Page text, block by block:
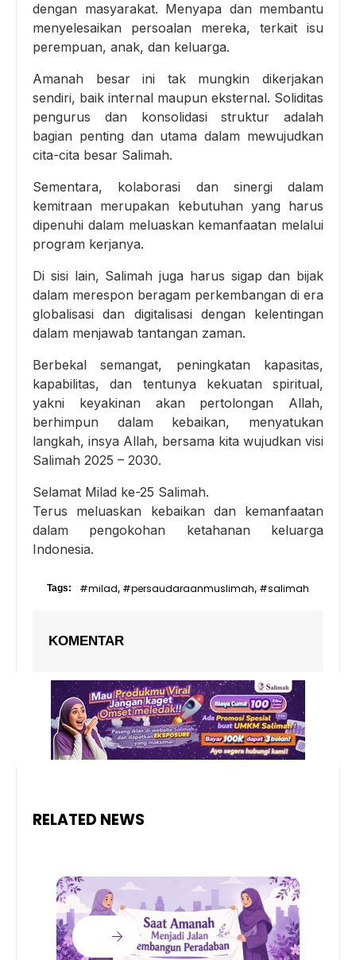
dengan masyarakat. Menyapa dan membantu
menyelesaikan persoalan mereka, terkait isu
perempuan, anak, dan keluarga.
Amanah besar ini tak mungkin dikerjakan
sendiri, baik internal maupun eksternal. Soliditas
pengurus dan konsolidasi struktur adalah
bagian penting dan utama dalam mewujudkan
cita-cita besar Salimah.
Sementara, kolaborasi dan sinergi dalam
kemitraan merupakan kebutuhan yang harus
dipenuhi dalam meluaskan kemanfaatan melalui
program kerjanya.
Di sisi lain, Salimah juga harus sigap dan bijak
dalam merespon beragam perkembangan di era
globalisasi dan digitalisasi dengan kelentingan
dalam menjawab tantangan zaman.
Berbekal semangat, peningkatan kapasitas,
kapabilitas, dan tentunya kekuatan spiritual,
yakni keyakinan akan pertolongan Allah,
berhimpun dalam kebaikan, menyatukan
langkah, insya Allah, bersama kita wujudkan visi
Salimah 2025 – 2030.
Selamat Milad ke-25 Salimah.
Terus meluaskan kebaikan dan kemanfaatan
dalam pengokohan ketahanan keluarga
Indonesia.
Tags: #milad, #persaudaraanmuslimah, #salimah
KOMENTAR
RELATED NEWS